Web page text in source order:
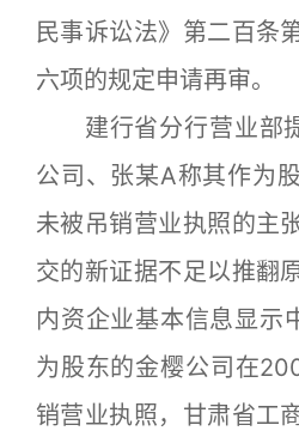
民事诉讼法》第二百条
六项的规定申请再审。
建行省分行营业部
公司、张某A称其作为
未被吊销营业执照的主
交的新证据不足以推翻
内资企业基本信息显示
为股东的金樱公司在
销营业执照，甘肃省工